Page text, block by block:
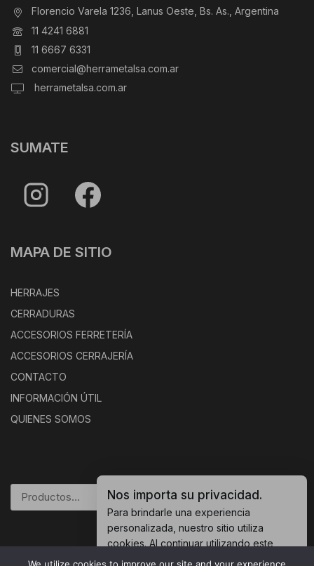
Florencio Varela 1236, Lanus Oeste, Bs. As., Argentina
11 4241 6881
11 6667 6331
comercial@herrametalsa.com.ar
herrametalsa.com.ar
SUMATE
MAPA DE SITIO
HERRAJES
CERRADURAS
ACCESORIOS FERRETERÍA
ACCESORIOS CERRAJERÍA
CONTACTO
INFORMACIÓN ÚTIL
QUIENES SOMOS
BUSCAR
Nos importa su privacidad.
Para brindarle una experiencia
personalizada, nuestro sitio utiliza
cookies. Al continuar utilizando este
sitio, usted acepta nuestras
política de